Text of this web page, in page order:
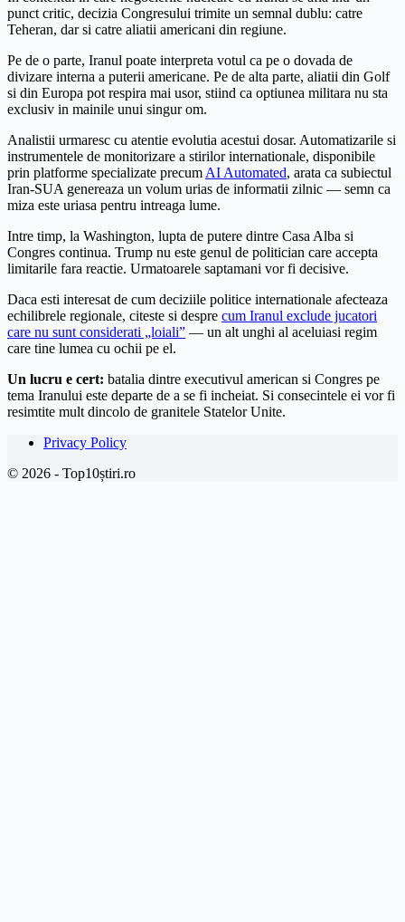
punct critic, decizia Congresului trimite un semnal dublu: catre
Teheran, dar si catre aliatii americani din regiune.
Pe de o parte, Iranul poate interpreta votul ca pe o dovada de
divizare interna a puterii americane. Pe de alta parte, aliatii din Golf
si din Europa pot respira mai usor, stiind ca optiunea militara nu sta
exclusiv in mainile unui singur om.
Analistii urmaresc cu atentie evolutia acestui dosar. Automatizarile si
instrumentele de monitorizare a stirilor internationale, disponibile
prin platforme specializate precum AI Automated, arata ca subiectul
Iran-SUA genereaza un volum urias de informatii zilnic — semn ca
miza este uriasa pentru intreaga lume.
Intre timp, la Washington, lupta de putere dintre Casa Alba si
Congres continua. Trump nu este genul de politician care accepta
limitarile fara reactie. Urmatoarele saptamani vor fi decisive.
Daca esti interesat de cum deciziile politice internationale afecteaza
echilibrele regionale, citeste si despre cum Iranul exclude jucatori
care nu sunt considerati „loiali” — un alt unghi al aceluiasi regim
care tine lumea cu ochii pe el.
Un lucru e cert: batalia dintre executivul american si Congres pe
tema Iranului este departe de a se fi incheiat. Si consecintele ei vor fi
resimtite mult dincolo de granitele Statelor Unite.
Privacy Policy
© 2026 - Top10știri.ro